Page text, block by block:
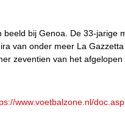
beeld bij Genoa. De 33-jarige
van onder meer La
zeventien van het afgelopen
www.voetbalzone.nl/